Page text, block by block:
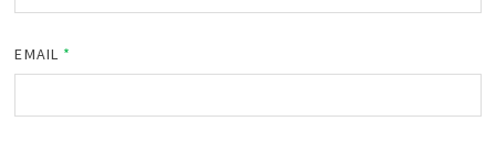
EMAIL *